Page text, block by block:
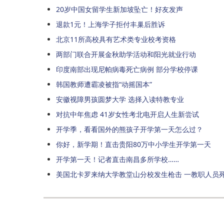
20岁中国女留学生新加坡坠亡！好友发声
退款1元！上海学子拒付丰巢后胜诉
北京11所高校具有艺术类专业校考资格
两部门联合开展金秋助学活动和阳光就业行动
印度南部出现尼帕病毒死亡病例 部分学校停课
韩国教师遭霸凌被指“动摇国本”
安徽视障男孩圆梦大学 选择入读特教专业
对抗中年焦虑 41岁女性考北电开启人生新尝试
开学季，看看国外的熊孩子开学第一天怎么过？
你好，新学期！直击贵阳80万中小学生开学第一天
开学第一天！记者直击南昌多所学校……
美国北卡罗来纳大学教堂山分校发生枪击 一教职人员